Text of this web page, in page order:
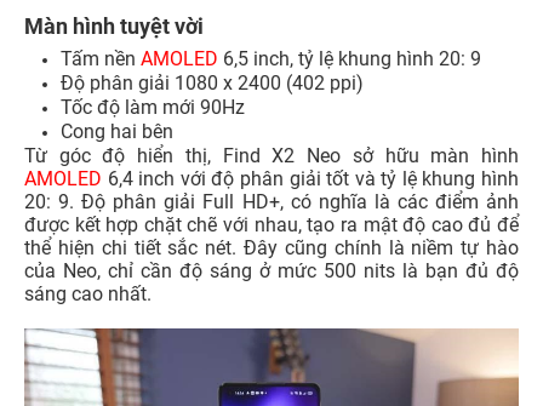
Màn hình tuyệt vời
Tấm nền AMOLED 6,5 inch, tỷ lệ khung hình 20: 9
Độ phân giải 1080 x 2400 (402 ppi)
Tốc độ làm mới 90Hz
Cong hai bên
Từ góc độ hiển thị, Find X2 Neo sở hữu màn hình
AMOLED 6,4 inch với độ phân giải tốt và tỷ lệ khung hình
20: 9. Độ phân giải Full HD+, có nghĩa là các điểm ảnh
được kết hợp chặt chẽ với nhau, tạo ra mật độ cao đủ để
thể hiện chi tiết sắc nét. Đây cũng chính là niềm tự hào
của Neo, chỉ cần độ sáng ở mức 500 nits là bạn đủ độ
sáng cao nhất.